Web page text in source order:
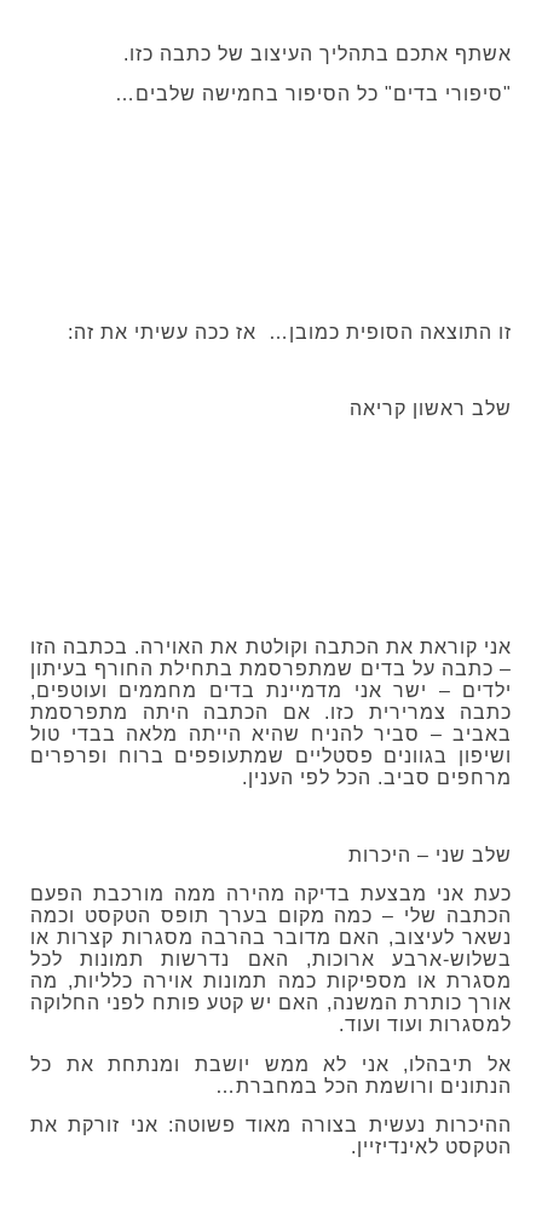
אשתף אתכם בתהליך העיצוב של כתבה כזו.
"סיפורי בדים" כל הסיפור בחמישה שלבים…
זו התוצאה הסופית כמובן… אז ככה עשיתי את זה:
שלב ראשון קריאה
אני קוראת את הכתבה וקולטת את האוירה. בכתבה הזו
– כתבה על בדים שמתפרסמת בתחילת החורף בעיתון
ילדים – ישר אני מדמיינת בדים מחממים ועוטפים,
כתבה צמרירית כזו. אם הכתבה היתה מתפרסמת
באביב – סביר להניח שהיא הייתה מלאה בבדי טול
ושיפון בגוונים פסטליים שמתעופפים ברוח ופרפרים
מרחפים סביב. הכל לפי הענין.
שלב שני – היכרות
כעת אני מבצעת בדיקה מהירה ממה מורכבת הפעם
הכתבה שלי – כמה מקום בערך תופס הטקסט וכמה
נשאר לעיצוב, האם מדובר בהרבה מסגרות קצרות או
בשלוש-ארבע ארוכות, האם נדרשות תמונות לכל
מסגרת או מספיקות כמה תמונות אוירה כלליות, מה
אורך כותרת המשנה, האם יש קטע פותח לפני החלוקה
למסגרות ועוד ועוד.
אל תיבהלו, אני לא ממש יושבת ומנתחת את כל
הנתונים ורושמת הכל במחברת…
ההיכרות נעשית בצורה מאוד פשוטה: אני זורקת את
הטקסט לאינדיזיין.